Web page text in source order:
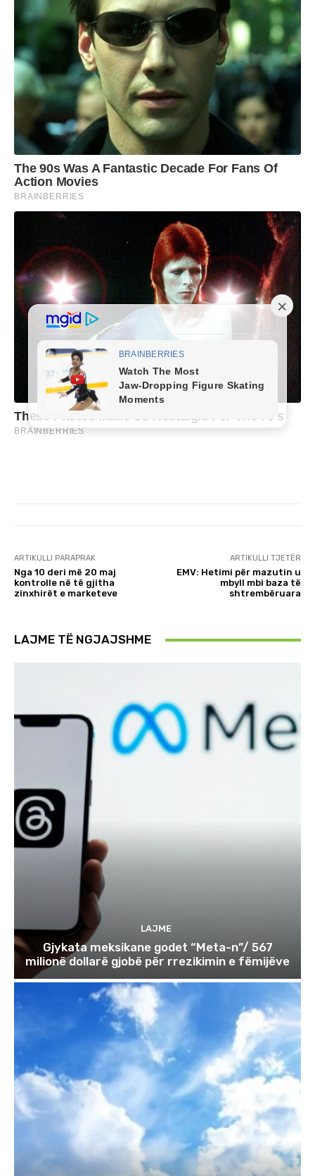
ARTIKULLI PARAPRAK
Nga 10 deri më 20 maj
kontrolle në të gjitha
zinxhirët e marketeve
ARTIKULLI TJETËR
EMV: Hetimi për mazutin u
mbyll mbi baza të
shtrembëruara
LAJME TË NGJAJSHME
LAJME
Gjykata meksikane godet “Meta-n”/ 567
milionë dollarë gjobë për rrezikimin e fëmijëve